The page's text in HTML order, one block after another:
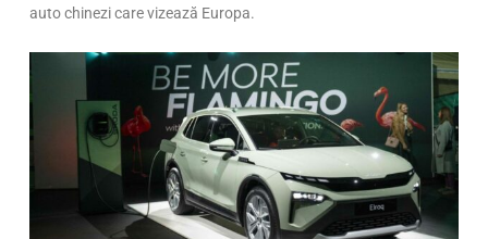
auto chinezi care vizează Europa.